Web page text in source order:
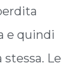
e quindi
Le